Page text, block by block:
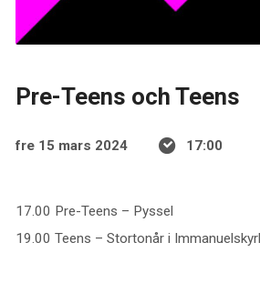
Pre-Teens och Teens
fre 15 mars 2024 17:00
17.00 Pre-Teens – Pyssel
19.00 Teens – Stortonår i